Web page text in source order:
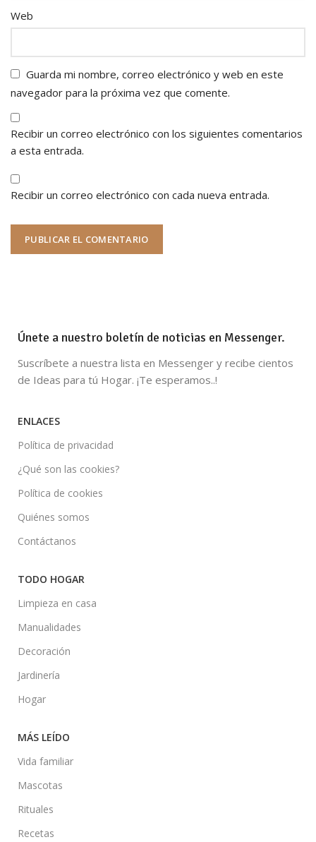
Web
Guarda mi nombre, correo electrónico y web en este
navegador para la próxima vez que comente.
Recibir un correo electrónico con los siguientes comentarios
a esta entrada.
Recibir un correo electrónico con cada nueva entrada.
Únete a nuestro boletín de noticias en Messenger.
Suscríbete a nuestra lista en Messenger y recibe cientos
de Ideas para tú Hogar. ¡Te esperamos..!
ENLACES
Política de privacidad
¿Qué son las cookies?
Política de cookies
Quiénes somos
Contáctanos
TODO HOGAR
Limpieza en casa
Manualidades
Decoración
Jardinería
Hogar
MÁS LEÍDO
Vida familiar
Mascotas
Rituales
Recetas